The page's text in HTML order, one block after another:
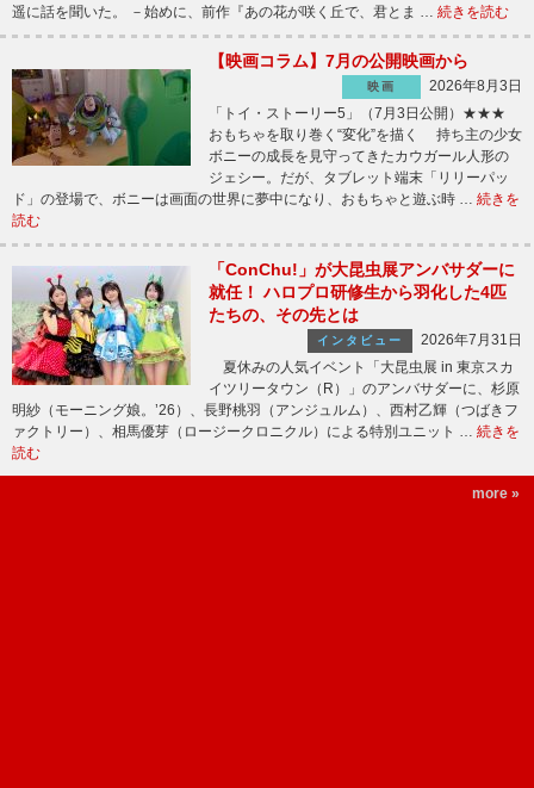
遥に話を聞いた。 －始めに、前作『あの花が咲く丘で、君とま … 続きを読む
【映画コラム】7月の公開映画から
映画
2026年8月3日
「トイ・ストーリー5」（7月3日公開）★★★
おもちゃを取り巻く“変化”を描く 持ち主の少女
ボニーの成長を見守ってきたカウガール人形の
ジェシー。だが、タブレット端末「リリーパッ
ド」の登場で、ボニーは画面の世界に夢中になり、おもちゃと遊ぶ時 … 続きを
読む
「ConChu!」が大昆虫展アンバサダーに
就任！ ハロプロ研修生から羽化した4匹
たちの、その先とは
インタビュー
2026年7月31日
夏休みの人気イベント「大昆虫展 in 東京スカ
イツリータウン（R）」のアンバサダーに、杉原
明紗（モーニング娘。’26）、長野桃羽（アンジュルム）、西村乙輝（つばきフ
ァクトリー）、相馬優芽（ロージークロニクル）による特別ユニット … 続きを
読む
more »